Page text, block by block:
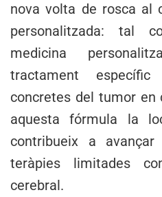
nova volta de rosca al
personalitzada: tal
medicina
tractament
concretes del tumor en
aquesta fórmula la
contribueix a
teràpies limitades
cerebral.